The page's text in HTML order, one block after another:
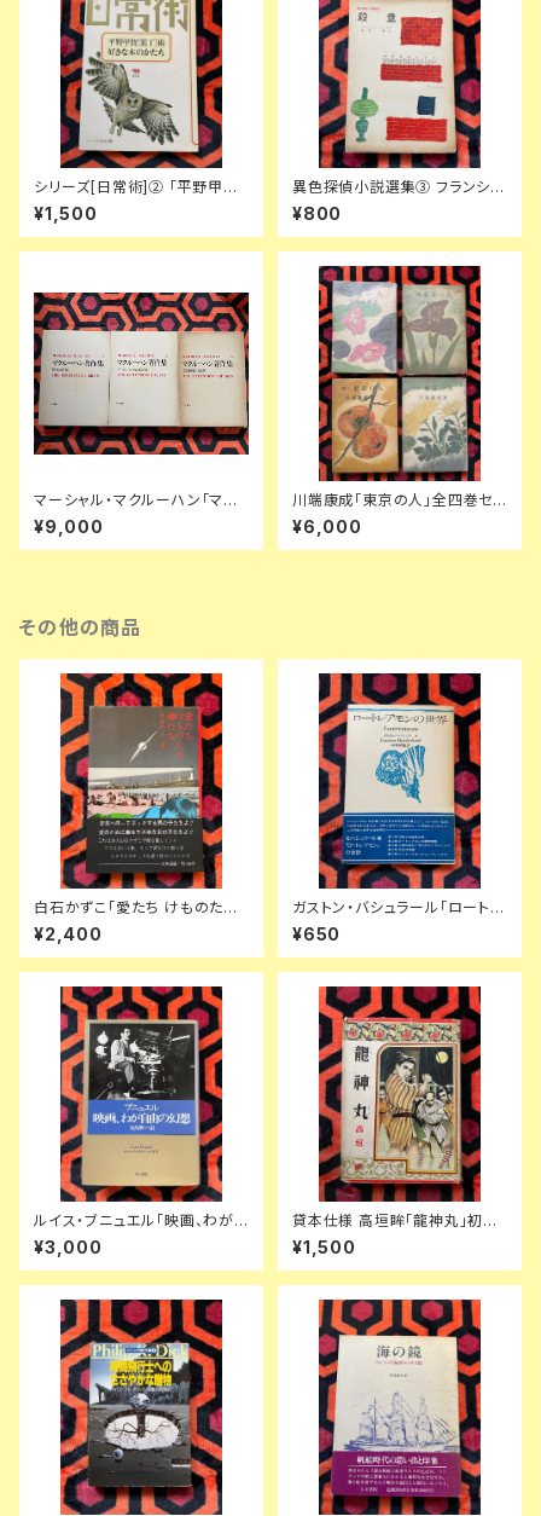
シリーズ[日常術]② 「平野甲賀
[装丁]術・好きな本のかたち」晶
文社
¥1,500
異色探偵小説選集③ フランシ
ス・アイルズ「殺意」延原謙 訳 初
版 装幀:花森安治 日本出版共同
株式会社
¥800
マーシャル・マクルーハン「マク
ルーハン著作集」1〜3全巻セッ
ト 函入り 井坂学・後藤和彦・高
儀進訳 装幀:粟津潔 竹内書店
¥9,000
川端康成「東京の人」全四巻セッ
ト 装幀:金島桂華 新潮社
¥6,000
その他の商品
白石かずこ「愛たち けものたち
神たち」初版 帯付き 装幀:横尾
忠則 構成:及川正通 写真:沢渡
朔 天声出版
¥2,400
ガストン・バシュラール「ロートレ
アモンの世界」平井照敏訳 初版
帯付き 装幀:米村隆 思潮社
¥650
ルイス・ブニュエル「映画、わが
自由の幻想」初版 矢島翠 訳 早
川書房
¥3,000
貸本仕様 高垣眸「龍神丸」初版
挿絵:伊藤幾久造 ポプラ社 少年
倶楽部
¥1,500